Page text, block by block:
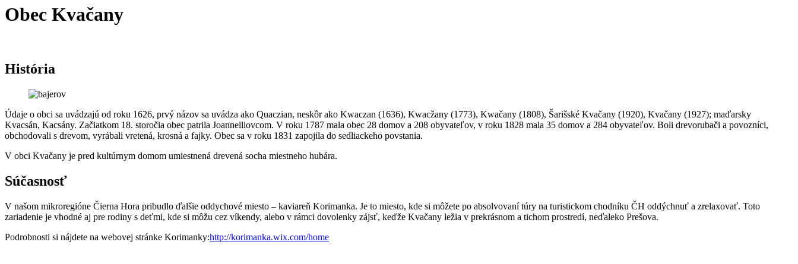
Obec Kvačany
História
Údaje o obci sa uvádzajú od roku 1626, prvý názov sa uvádza ako Quaczian, neskôr ako Kwaczan (1636), Kwacžany (1773), Kwačany (1808), Šarišské Kvačany (1920), Kvačany (1927); maďarsky
Kvacsán, Kacsány. Začiatkom 18. storočia obec patrila Joannelliovcom. V roku 1787 mala obec 28 domov a 208 obyvateľov, v roku 1828 mala 35 domov a 284 obyvateľov. Boli drevorubači a povozníci,
obchodovali s drevom, vyrábali vretená, krosná a fajky. Obec sa v roku 1831 zapojila do sedliackeho povstania.
V obci Kvačany je pred kultúrnym domom umiestnená drevená socha miestneho hubára.
Súčasnosť
V našom mikroregióne Čierna Hora pribudlo ďalšie oddychové miesto – kaviareň Korimanka. Je to miesto, kde si môžete po absolvovaní túry na turistickom chodníku ČH oddýchnuť a zrelaxovať. Toto
zariadenie je vhodné aj pre rodiny s deťmi, kde si môžu cez víkendy, alebo v rámci dovolenky zájsť, keďže Kvačany ležia v prekrásnom a tichom prostredí, neďaleko Prešova.
Podrobnosti si nájdete na webovej stránke Korimanky:http://korimanka.wix.com/home